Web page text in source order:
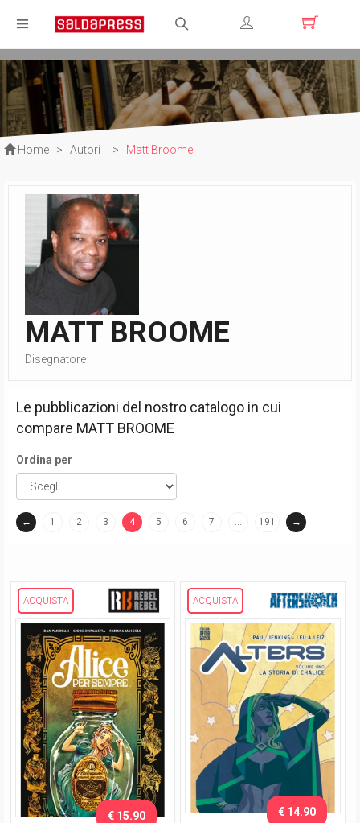
Registrati
Login
Home > Autori > Matt Broome
MATT BROOME
Disegnatore
Le pubblicazioni del nostro catalogo in cui
compare MATT BROOME
Ordina per
← 1 2 3
4
5 6 7 … 191 →
ACQUISTA
€ 15.90
ACQUISTA
€ 14.90